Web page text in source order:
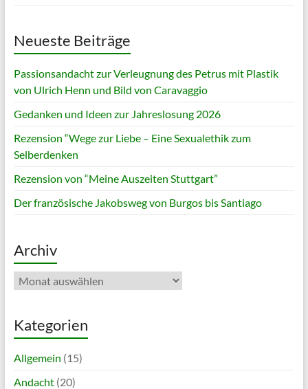
Neueste Beiträge
Passionsandacht zur Verleugnung des Petrus mit Plastik
von Ulrich Henn und Bild von Caravaggio
Gedanken und Ideen zur Jahreslosung 2026
Rezension “Wege zur Liebe – Eine Sexualethik zum
Selberdenken
Rezension von “Meine Auszeiten Stuttgart”
Der französische Jakobsweg von Burgos bis Santiago
Archiv
Archiv
Kategorien
Allgemein (15)
Andacht(20)